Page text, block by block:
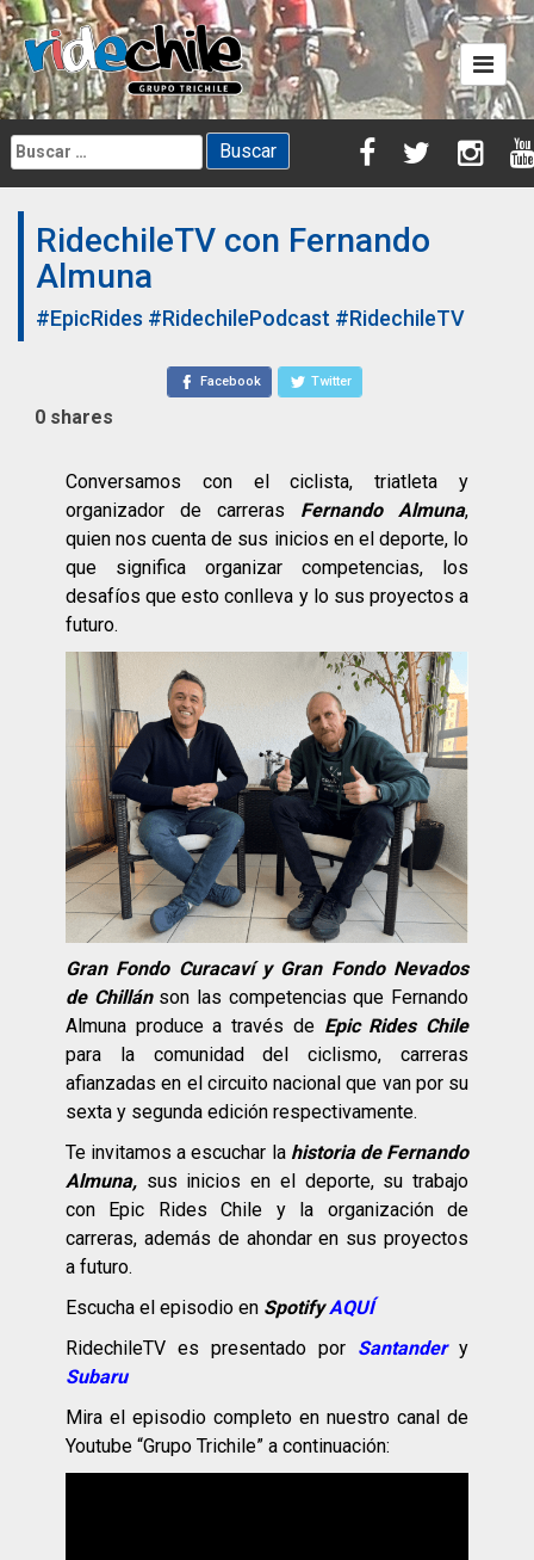
Skip
to
content
Buscar:
RidechileTV con Fernando
Almuna
#EpicRides #RidechilePodcast #RidechileTV
Facebook Twitter
0 shares
Conversamos con el ciclista, triatleta y
organizador de carreras Fernando Almuna,
quien nos cuenta de sus inicios en el deporte, lo
que significa organizar competencias, los
desafíos que esto conlleva y lo sus proyectos a
futuro.
Gran Fondo Curacaví y Gran Fondo Nevados
de Chillánson las competencias que Fernando
Almuna produce a través de Epic Rides Chile
para la comunidad del ciclismo, carreras
afianzadas en el circuito nacional que van por su
sexta y segunda edición respectivamente.
Te invitamos a escuchar la historia de Fernando
Almuna, sus inicios en el deporte, su trabajo
con Epic Rides Chile y la organización de
carreras, además de ahondar en sus proyectos
a futuro.
Escucha el episodio en SpotifyAQUÍ
RidechileTV es presentado por Santander y
Subaru
Mira el episodio completo en nuestro canal de
Youtube “Grupo Trichile” a continuación: